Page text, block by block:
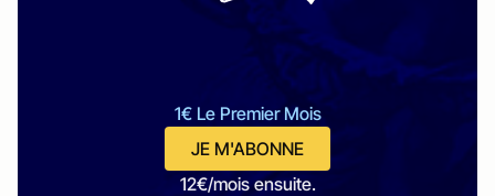
1€ Le Premier Mois
JE M'ABONNE
12€/mois ensuite.